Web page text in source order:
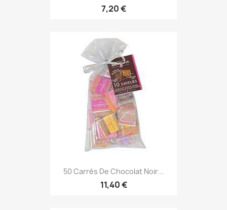
7,20 €
50 Carrés De Chocolat Noir...
11,40 €